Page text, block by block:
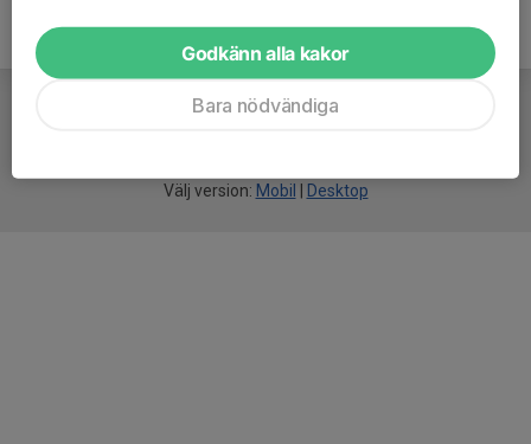
Välj version: Mobil Desktop
Godkänn alla kakor
Bara nödvändiga